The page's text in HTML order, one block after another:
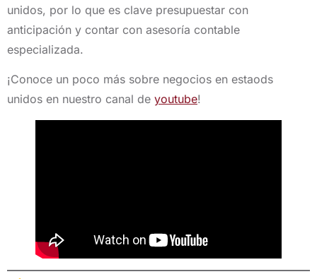
unidos, por lo que es clave presupuestar con
anticipación y contar con asesoría contable
especializada.
¡Conoce un poco más sobre negocios en estaods
unidos en nuestro canal de youtube!